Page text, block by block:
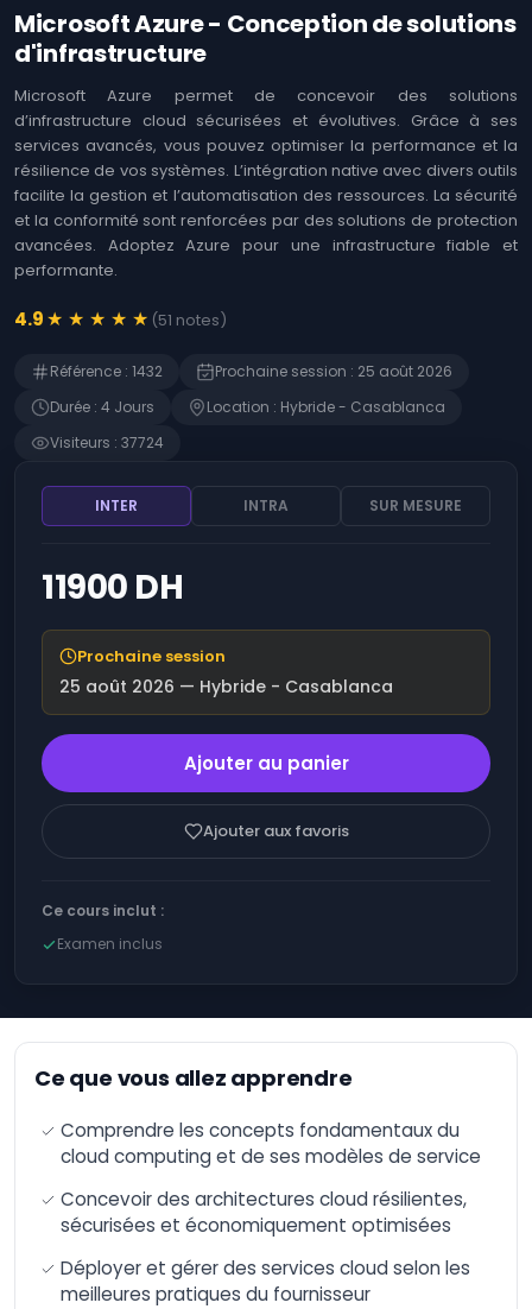
Coaching
Agile &
Ateliers
MOA ,
Business
Analysis
Développement
Web
risques
SAP
Finance
Gestion RH
Contrôle
interne
Systèmes
Gouvernance
IT et
Conformité
Cloud
Computing
Blockchain
la qualité
Identifier les
opportunités offertes
Immersion en IA :
Techniques et Usages
L'art de prompter les
Artificielles (IA)
Détecter les
pour Microsoft Copilot
Devenir manager de
ChatGPT - Prompt
engineering et
fonctions avancées
Optimisez votre
productivité et vos
résultats avec l'IA
Augmenter ses
ventes grâce à
l'Intelligence
Généralités et
acculturation à
Artificielle
Automatisation et
intégration avancée
AI-Augmented HR
Manager
AI-Augmented Sales
Manager
Microsoft Azure - Conception de solutions
d'infrastructure
Microsoft Azure permet de concevoir des solutions
d’infrastructure cloud sécurisées et évolutives. Grâce à ses
services avancés, vous pouvez optimiser la performance et la
résilience de vos systèmes. L’intégration native avec divers outils
facilite la gestion et l’automatisation des ressources. La sécurité
et la conformité sont renforcées par des solutions de protection
avancées. Adoptez Azure pour une infrastructure fiable et
performante.
4.9★ ★ ★ ★ ★ (51 notes)
Référence : 1432 Prochaine session : 25 août 2026
Durée : 4 Jours Location : Hybride - Casablanca
Visiteurs : 37724
INTER INTRA SUR MESURE
11900 DH
Prochaine session
25 août 2026 — Hybride - Casablanca
Ajouter au panier
Ajouter aux favoris
Ce cours inclut :
Examen inclus
Ce que vous allez apprendre
Comprendre les concepts fondamentaux du
cloud computing et de ses modèles de service
Concevoir des architectures cloud résilientes,
sécurisées et économiquement optimisées
Déployer et gérer des services cloud selon les
meilleures pratiques du fournisseur